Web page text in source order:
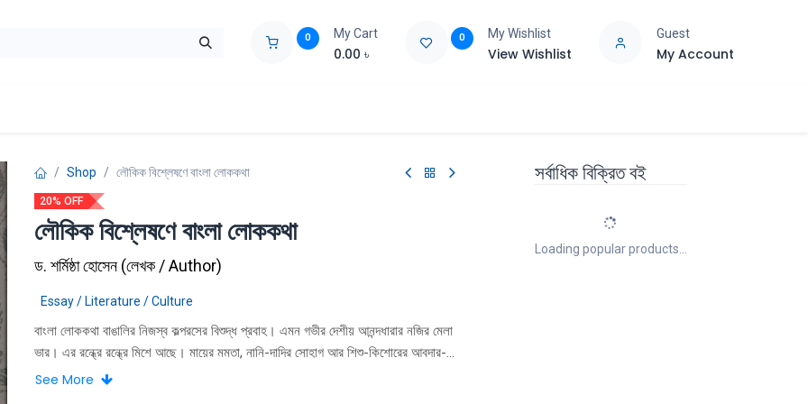
0 My Cart
0.00 ৳
0 My Wishlist
View Wishlist
Guest
My Account
Shop লৌকিক বিশ্লেষণে বাংলা লোককথা
20% OFF
লৌকিক বিশ্লেষণে বাংলা লোককথা
ড. শর্মিষ্ঠা হোসেন(লেখক / Author)
Essay / Literature / Culture
বাংলা লােককথা বাঙালির নিজস্ব কল্পরসের বিশুদ্ধ প্রবাহ। এমন গভীর দেশীয় আনন্দধারার নজির মেলা
ভার। এর রন্ধ্রে রন্ধ্রে মিশে আছে। মায়ের মমতা, নানি-দাদির সােহাগ আর শিশু-কিশােরের আবদার-
আহাদের নিবিড় অনুভূতি। দেশ মাতৃকার আঁচল তলে পরম স্নেহে উথিত এই উদ্বেলিত উৎসরণ বাঙালির
See More
সর্বাধিক বিক্রিত বই
Loading popular products...